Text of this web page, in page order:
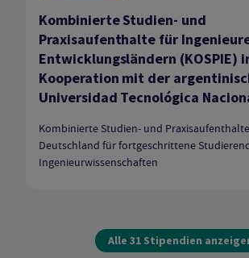
Kombinierte Studien- und
Praxisaufenthalte für
Entwicklungsländern (KOSPIE)
Kooperation mit der
Universidad Tecnológica
Kombinierte Studien- und
Deutschland für fortgeschrittene
Ingenieurwissenschaften
Alle 31 Stipendien